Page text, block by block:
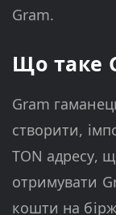
Gram.
Що таке
Gram
створити,
TON адресу,
отримувати
кошти на